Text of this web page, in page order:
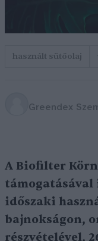
használt sütőolaj
Greendex
A Biofilter
időszaki
bajnokságon,
részvételével,